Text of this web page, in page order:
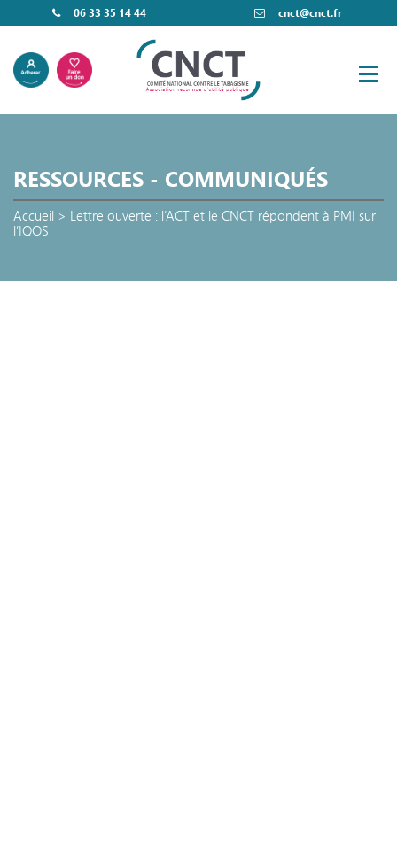
06 33 35 14 44 cnct@cnct.fr
RESSOURCES - COMMUNIQUÉS
Accueil > Lettre ouverte : l’ACT et le CNCT répondent à PMI sur
l’IQOS